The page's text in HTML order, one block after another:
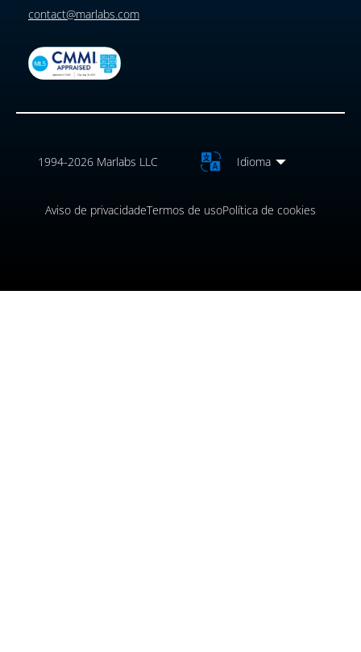
contact@marlabs.com
1994-2026 Marlabs LLC Idioma
Aviso de privacidadeTermos de usoPolítica de cookies